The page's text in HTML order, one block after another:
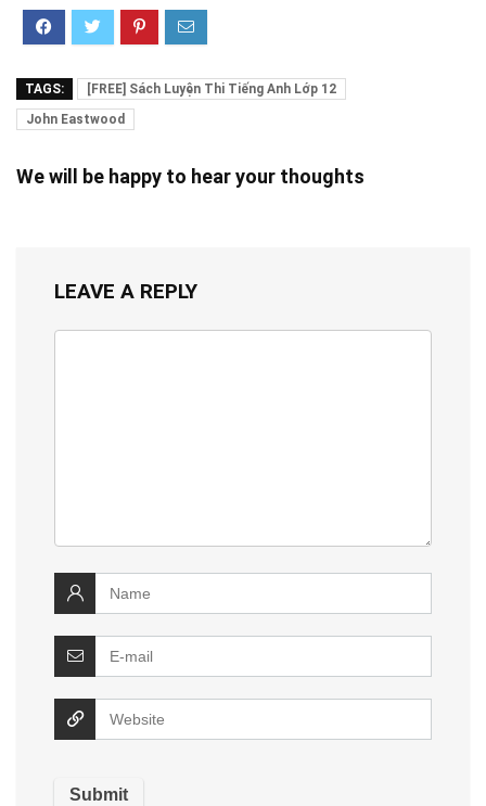
TAGS:
[FREE] Sách Luyện Thi Tiếng Anh Lớp 12
John Eastwood
We will be happy to hear your thoughts
LEAVE A REPLY